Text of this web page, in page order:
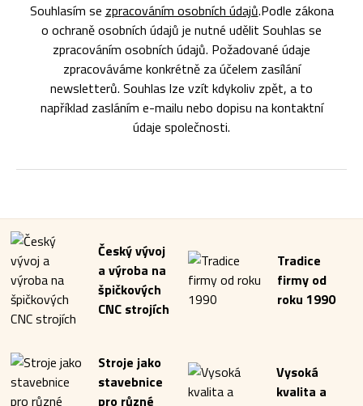
Souhlasím se zpracováním osobních údajů.Podle zákona
o ochraně osobních údajů je nutné udělit Souhlas se
zpracováním osobních údajů. Požadované údaje
zpracováváme konkrétně za účelem zasílání
newsletterů. Souhlas lze vzít kdykoliv zpět, a to
například zasláním e-mailu nebo dopisu na kontaktní
údaje společnosti.
Český vývoj
a výroba na
špičkových
CNC strojích
Tradice
firmy od
roku 1990
Stroje jako
stavebnice
pro různé
Vysoká
kvalita a